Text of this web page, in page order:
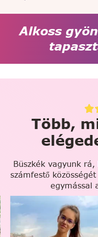
Alkoss
Több,
Büszkék vagyunk
számfestő
egymással